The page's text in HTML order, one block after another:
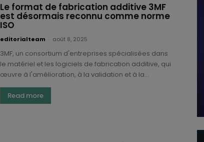
Le format de fabrication additive 3MF
est désormais reconnu comme norme
ISO
editorialteam août 8, 2025
3MF, un consortium d'entreprises spécialisées dans
le matériel et les logiciels de fabrication additive, qui
œuvre à l'amélioration, à la validation et à la...
Read more